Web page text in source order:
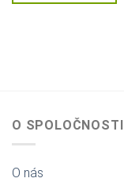
O SPOLOČNOSTI
O nás